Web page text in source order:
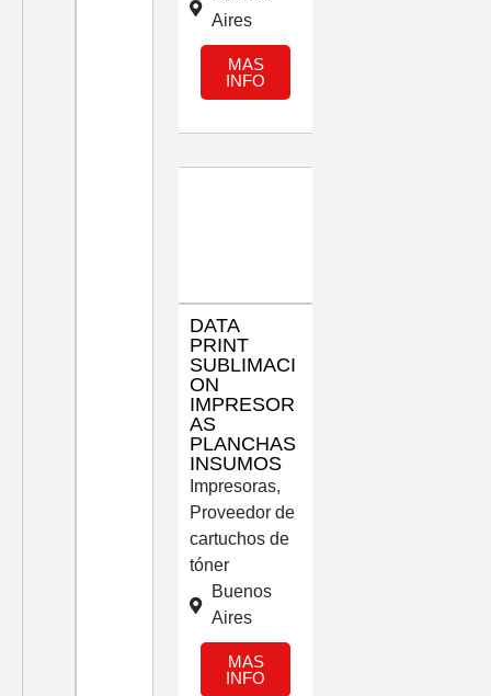
Aires
MAS
INFO
DATA
PRINT
SUBLIMACI
ON
IMPRESOR
AS
PLANCHAS
INSUMOS
Impresoras,
Proveedor de
cartuchos de
tóner
Buenos
Aires
MAS
INFO